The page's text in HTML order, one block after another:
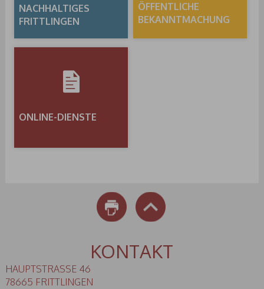
NACHHALTIGES
FRITTLINGEN
ÖFFENTLICHE
BEKANNTMACHUNG
ONLINE-DIENSTE
NACH OBEN
KONTAKT
HAUPTSTRASSE 46
78665 FRITTLINGEN